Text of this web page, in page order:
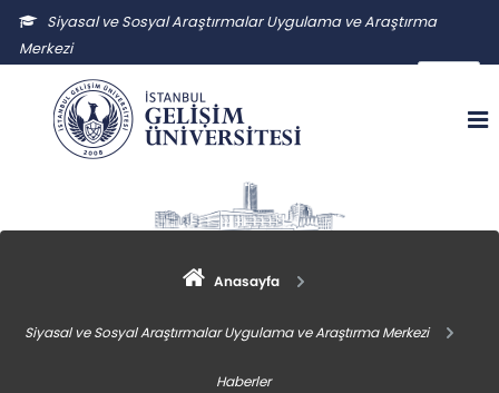
Siyasal ve Sosyal Araştırmalar Uygulama ve Araştırma
Merkezi
ssauam@gelisim.edu.tr
Anasayfa
Siyasal ve Sosyal Araştırmalar Uygulama ve Araştırma Merkezi
Haberler